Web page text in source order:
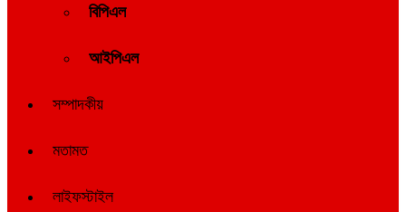
বিপিএল
আইপিএল
সম্পাদকীয়
মতামত
লাইফস্টাইল